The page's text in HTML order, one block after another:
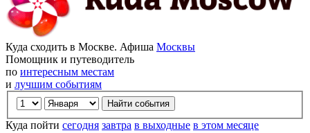
Куда сходить в Москве. Афиша Москвы
Помощник и путеводитель
по интересным местам
и лучшим событиям
Куда пойти сегодня завтра в выходные в этом месяце